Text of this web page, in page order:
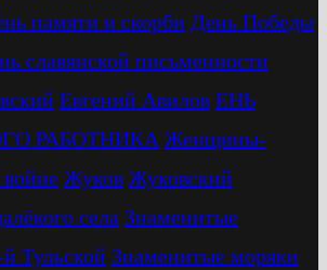
памяти и скорби День Победы
славянской письменности
Евгений Авилов ЕНЬ
РАБОТНИКА Женщины-
Жуков Жуковский
села Знаменитые
Тульской Знаменитые моряки